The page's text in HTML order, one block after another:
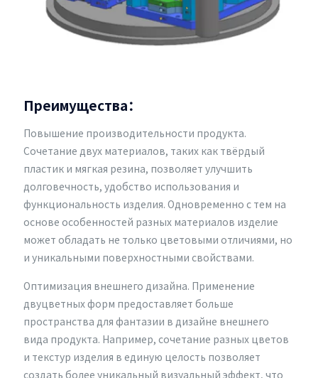
Преимущества：
Повышение производительности продукта.
Сочетание двух материалов, таких как твёрдый
пластик и мягкая резина, позволяет улучшить
долговечность, удобство использования и
функциональность изделия. Одновременно с тем на
основе особенностей разных материалов изделие
может обладать не только цветовыми отличиями, но
и уникальными поверхностными свойствами.
Оптимизация внешнего дизайна. Применение
двуцветных форм предоставляет больше
пространства для фантазии в дизайне внешнего
вида продукта. Например, сочетание разных цветов
и текстур изделия в единую целость позволяет
создать более уникальный визуальный эффект, что